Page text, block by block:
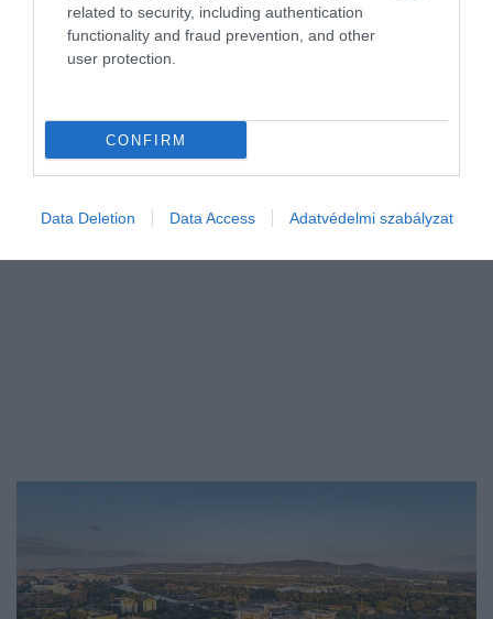
related to security, including authentication
functionality and fraud prevention, and other
user protection.
CONFIRM
Data Deletion Data Access Adatvédelmi szabályzat
versenyhivatal
Négy új eljárást indított idén, így most összesen 21 kartellügyet
Hatóságtól kapott minden jelzést megvizsgált, és döntő
többségükben…